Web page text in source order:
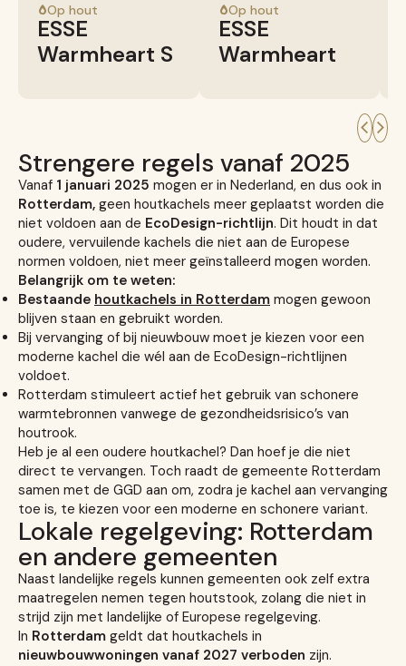
Op hout
ESSE
Warmheart S
Op hout
ESSE
Warmheart
Strengere regels vanaf 2025
Vanaf 1 januari 2025 mogen er in Nederland, en dus ook in
Rotterdam, geen houtkachels meer geplaatst worden die
niet voldoen aan de EcoDesign-richtlijn. Dit houdt in dat
oudere, vervuilende kachels die niet aan de Europese
normen voldoen, niet meer geïnstalleerd mogen worden.
Belangrijk om te weten:
Bestaande houtkachels in Rotterdam mogen gewoon
blijven staan en gebruikt worden.
Bij vervanging of bij nieuwbouw moet je kiezen voor een
moderne kachel die wél aan de EcoDesign-richtlijnen
voldoet.
Rotterdam stimuleert actief het gebruik van schonere
warmtebronnen vanwege de gezondheidsrisico’s van
houtrook.
Heb je al een oudere houtkachel? Dan hoef je die niet
direct te vervangen. Toch raadt de gemeente Rotterdam
samen met de GGD aan om, zodra je kachel aan vervanging
toe is, te kiezen voor een moderne en schonere variant.
Lokale regelgeving: Rotterdam
en andere gemeenten
Naast landelijke regels kunnen gemeenten ook zelf extra
maatregelen nemen tegen houtstook, zolang die niet in
strijd zijn met landelijke of Europese regelgeving.
In Rotterdam geldt dat houtkachels in
nieuwbouwwoningen vanaf 2027 verboden zijn.